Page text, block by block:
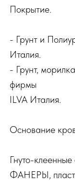
Покрытие.
- Грунт и
Италия.
- Грунт,
фирмы
ILVA Италия.
Основание
Гнуто-
ФАНЕРЫ,